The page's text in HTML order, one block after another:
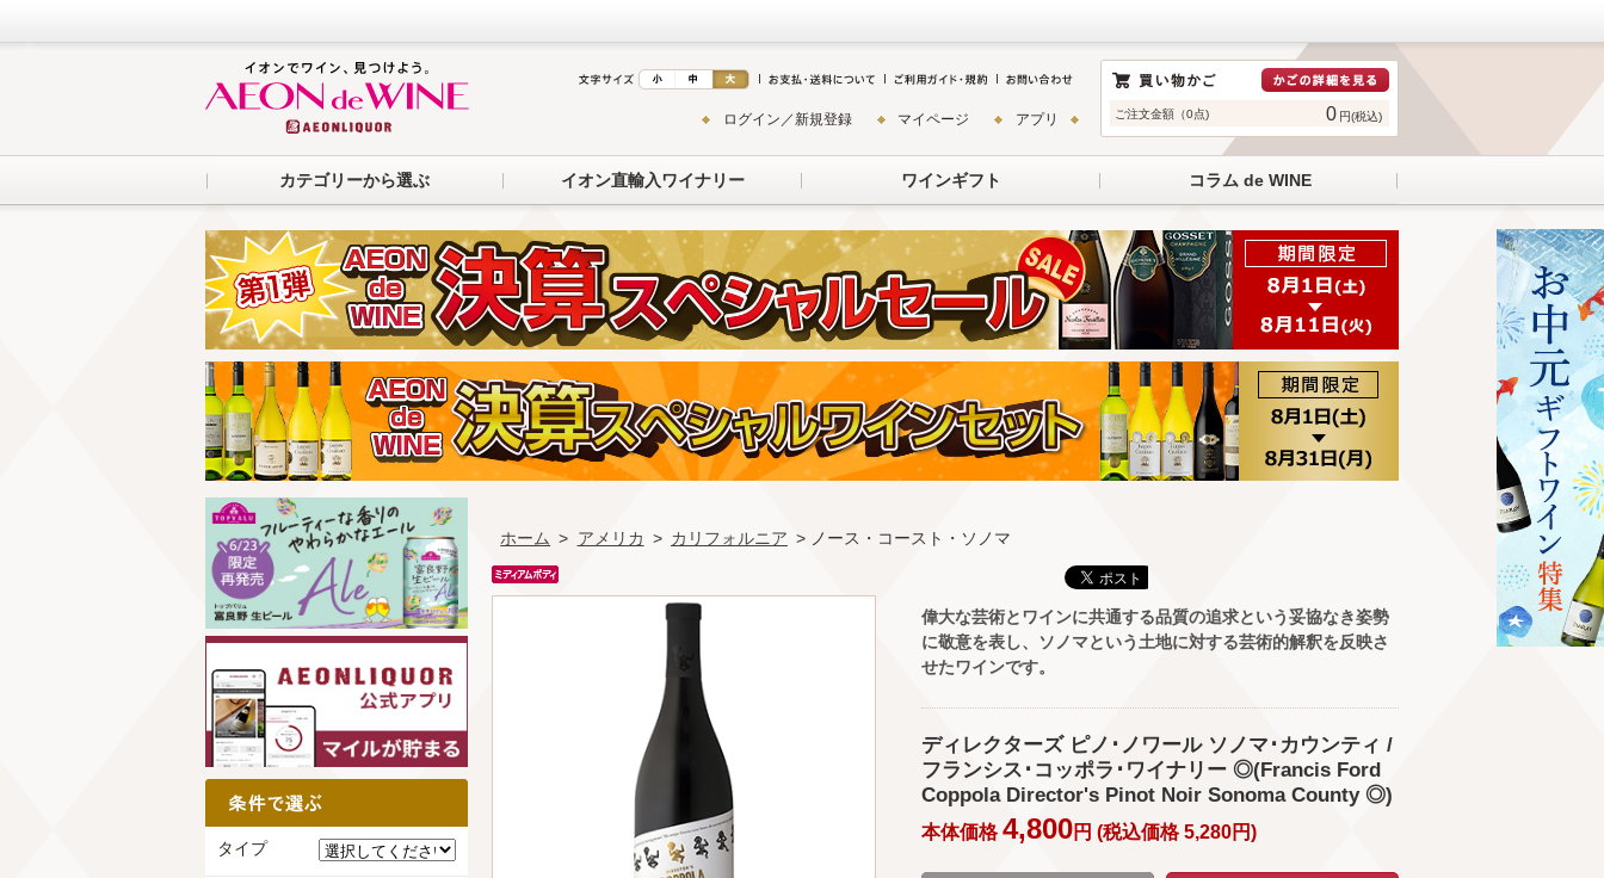
ご注文金額（0点) 0 円(税込)
ログイン／新規登録 マイページ アプリ
カテゴリーから選ぶ イオン直輸入ワイナリー ワインギフト コラム de WINE
ホーム > アメリカ > カリフォルニア > ノース・コースト・ソノマ
偉大な芸術とワインに共通する品質の追求という妥協なき姿勢
に敬意を表し、ソノマという土地に対する芸術的解釈を反映さ
せたワインです。
ディレクターズ ピノ･ノワール ソノマ･カウンティ /
フランシス･コッポラ･ワイナリー ◎(Francis Ford
Coppola Director's Pinot Noir Sonoma County ◎)
本体価格4,800円 (税込価格5,280円)
タイプ